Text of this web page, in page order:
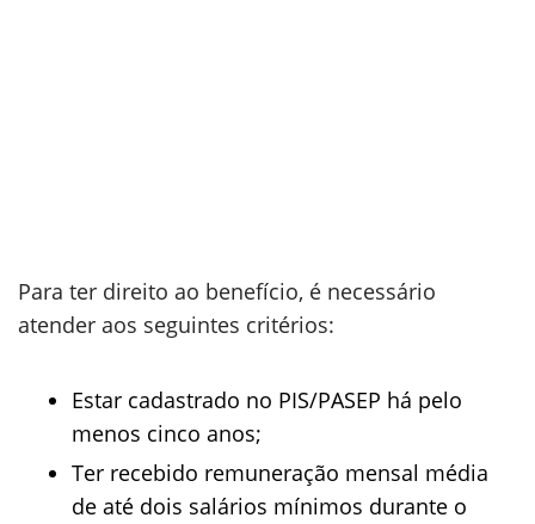
Para ter direito ao benefício, é necessário
atender aos seguintes critérios:
Estar cadastrado no PIS/PASEP há pelo
menos cinco anos;
Ter recebido remuneração mensal média
de até dois salários mínimos durante o